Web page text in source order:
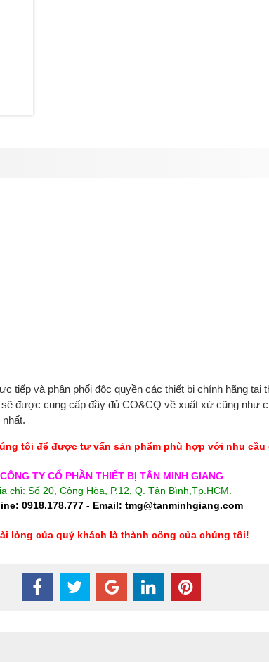
tiếp và phân phối độc quyền các thiết bị chính hãng tại
được cung cấp đầy đủ CO&CQ về xuất xứ cũng như
tôi để được tư vấn sản phẩm phù hợp với nhu cầu
CÔNG TY CỔ PHẦN THIẾT BỊ TÂN MINH GIANG
chỉ: Số 20, Cộng Hòa, P.12, Q. Tân Bình,Tp.HCM.
0918.178.777 - Email: tmg@tanminhgiang.com
lòng của quý khách là thành công của chúng tôi!